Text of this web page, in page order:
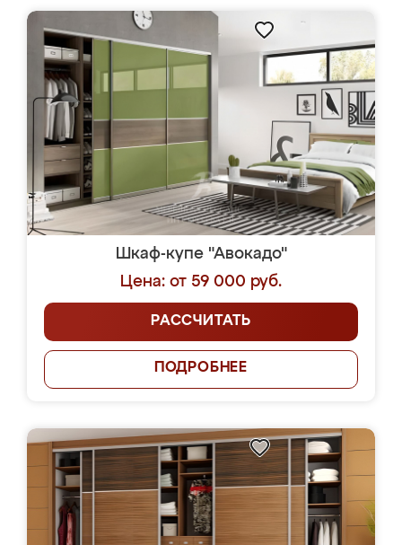
Шкаф-купе "Авокадо"
Цена: от 59 000 руб.
РАССЧИТАТЬ
ПОДРОБНЕЕ